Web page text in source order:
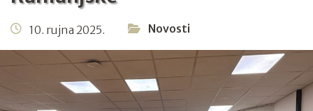
10. rujna 2025. Novosti